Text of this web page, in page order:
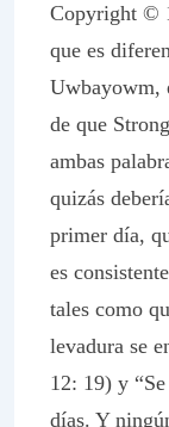
Copyright ©
que es
Uwbayowm,
de que
ambas
quizás
primer día,
es
tales como
levadura se
12: 19) y
días. Y